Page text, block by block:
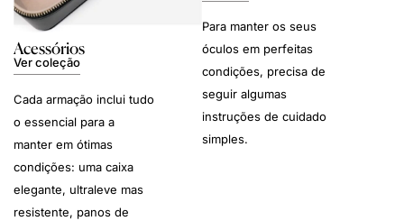
Acessórios
Ver coleção
Cada armação inclui tudo
o essencial para a
manter em ótimas
condições: uma caixa
elegante, ultraleve mas
resistente, panos de
Para manter os seus
óculos em perfeitas
condições, precisa de
seguir algumas
instruções de cuidado
simples.